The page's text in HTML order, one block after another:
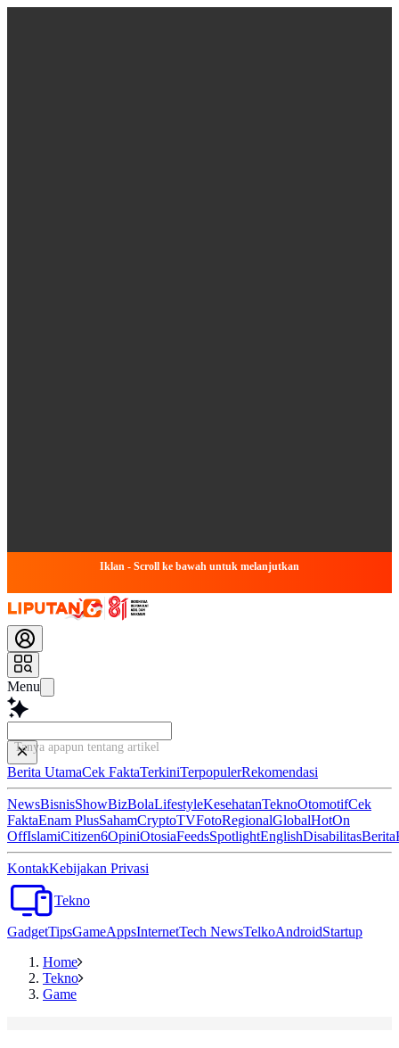
Iklan - Scroll ke bawah untuk melanjutkan
Menu
Tanya apapun tentang artikel ini...
Berita UtamaCek FaktaTerkiniTerpopulerRekomendasi
NewsBisnisShowBizBolaLifestyleKesehatanTeknoOtomotifCek
FaktaEnam PlusSahamCryptoTVFotoRegionalGlobalHotOn
OffIslamiCitizen6OpiniOtosiaFeedsSpotlightEnglishDisabilitasBerita
KontakKebijakan Privasi
Tekno
GadgetTipsGameAppsInternetTech NewsTelkoAndroidStartup
Home
Tekno
Game